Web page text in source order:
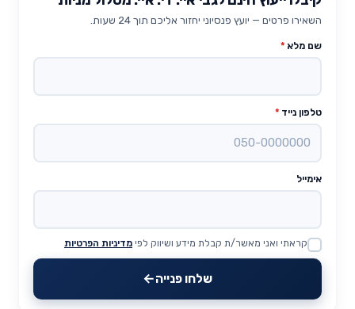
השאירו פרטים — יועץ פנסיוני יחזור אליכם תוך 24 שעות.
שם מלא *
טלפון נייד *
אימייל
Website
קראתי ואני מאשר/ת קבלת מידע ושיווק לפי מדיניות הפרטיות
שלחו פנייה